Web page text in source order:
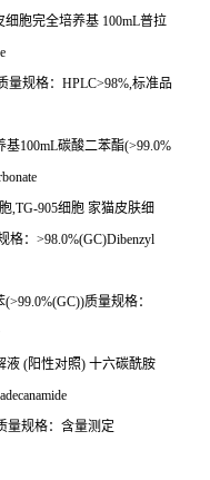
细胞完全培养基 100mL普拉
规格： HPLC>98%,标准品
基100mL碳酸二苯酯(>99.0%
,TG-905细胞 家猫皮肤细
格： >98.0%(GC)Dibenzyl
(>99.0%(GC))质量规格：
液 (阳性对照) 十六碳酰胺
量规格：含量测定